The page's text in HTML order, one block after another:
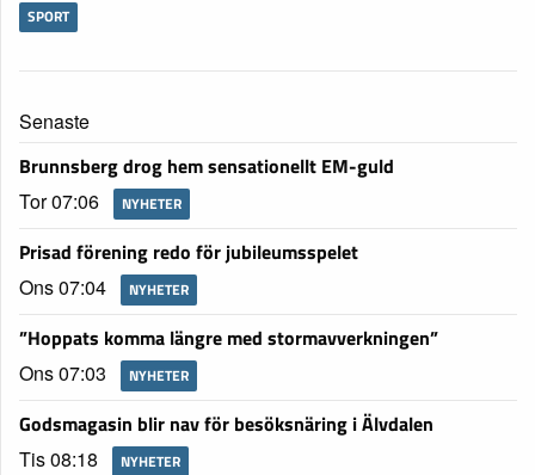
SPORT
Senaste
Brunnsberg drog hem sensationellt EM-guld
Tor 07:06 NYHETER
Prisad förening redo för jubileumsspelet
Ons 07:04 NYHETER
”Hoppats komma längre med stormavverkningen”
Ons 07:03 NYHETER
Godsmagasin blir nav för besöksnäring i Älvdalen
Tis 08:18 NYHETER